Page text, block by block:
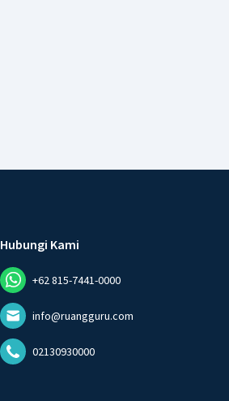
Hubungi Kami
+62 815-7441-0000
info@ruangguru.com
02130930000